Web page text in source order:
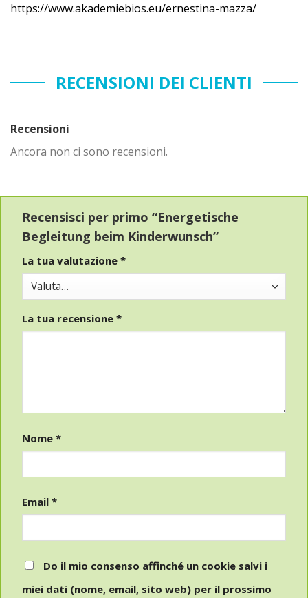
https://www.akademiebios.eu/ernestina-mazza/
RECENSIONI DEI CLIENTI
Recensioni
Ancora non ci sono recensioni.
Recensisci per primo “Energetische
Begleitung beim Kinderwunsch”
La tua valutazione *
La tua recensione *
Nome *
Email *
Do il mio consenso affinché un cookie salvi i
miei dati (nome, email, sito web) per il prossimo